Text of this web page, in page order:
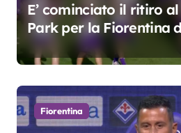
E’ cominciato il ritiro
Park per la Fiorentina
Grosso
Fiorentina